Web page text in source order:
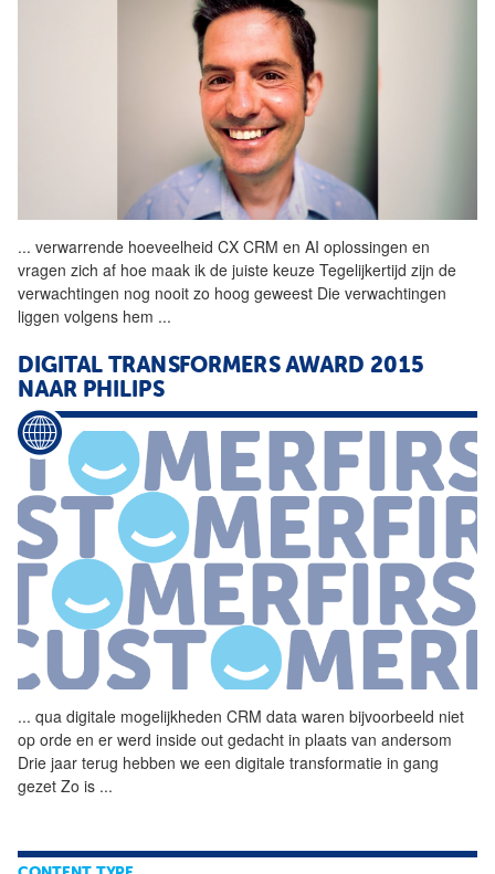
... verwarrende hoeveelheid CX CRM en AI oplossingen en
vragen zich af hoe maak ik de juiste keuze Tegelijkertijd zijn de
verwachtingen nog nooit zo hoog geweest Die verwachtingen
liggen volgens hem ...
DIGITAL TRANSFORMERS AWARD 2015
NAAR PHILIPS
... qua digitale mogelijkheden CRM data waren bijvoorbeeld niet
op orde en er werd inside out gedacht in plaats van andersom
Drie jaar terug hebben we een digitale transformatie in gang
gezet Zo is ...